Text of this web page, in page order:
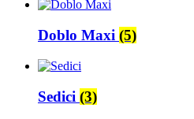
Doblo Maxi (5)
Sedici (3)